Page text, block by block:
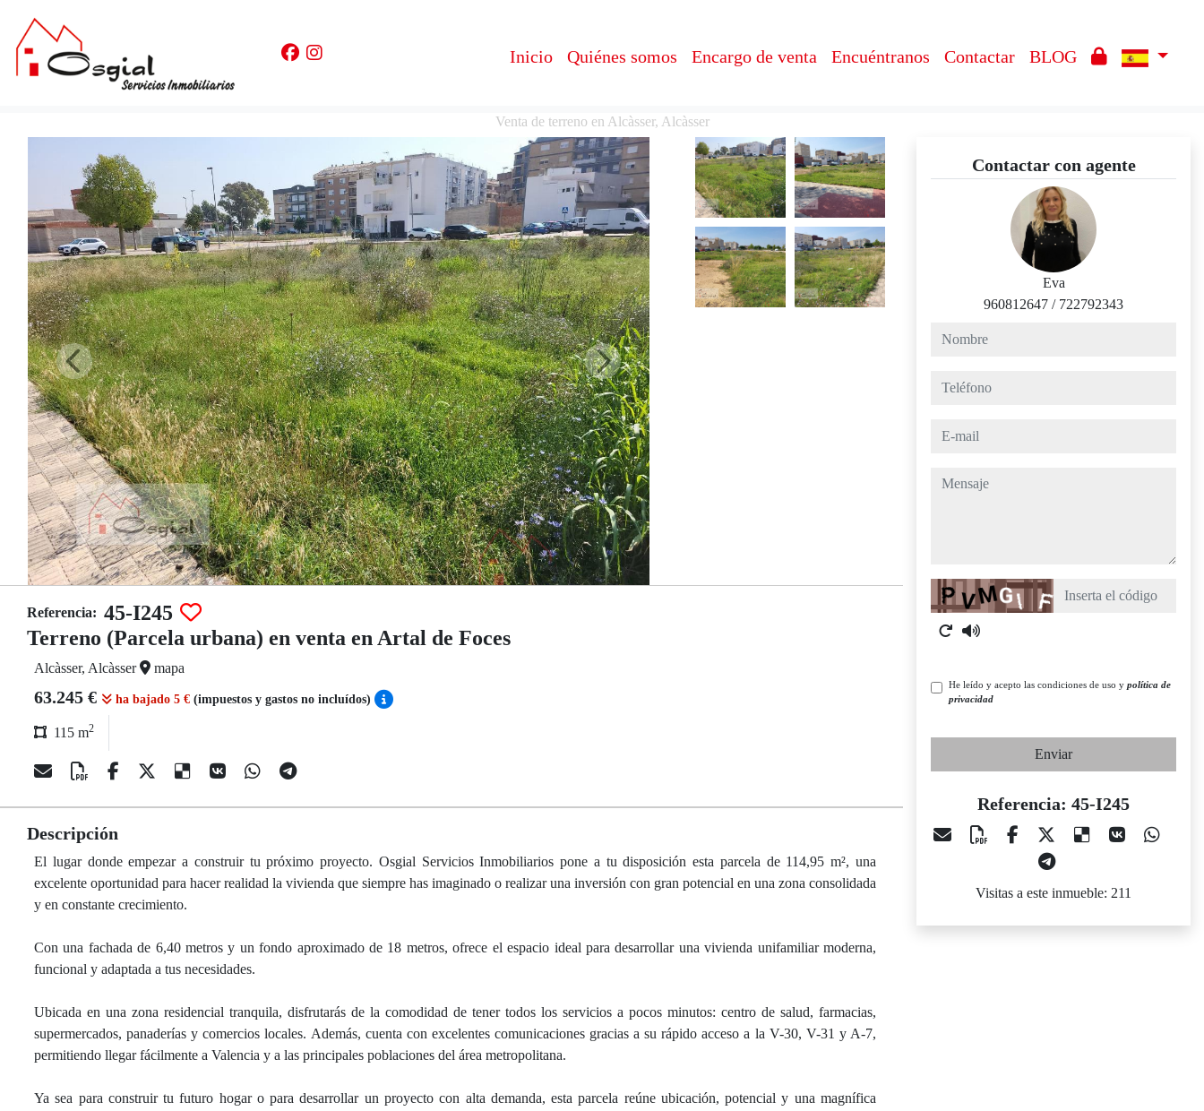
Inicio Quiénes somos Encargo de venta Encuéntranos Contactar BLOG
Venta de terreno en Alcàsser, Alcàsser
Referencia: 45-I245
Terreno (Parcela urbana) en venta en Artal de Foces
Alcàsser, Alcàsser mapa
63.245 € ha bajado 5 € (impuestos y gastos no incluídos)
115 m2
Descripción
El lugar donde empezar a construir tu próximo proyecto. Osgial Servicios Inmobiliarios pone a tu disposición esta parcela de 114,95 m², una
excelente oportunidad para hacer realidad la vivienda que siempre has imaginado o realizar una inversión con gran potencial en una zona consolidada
y en constante crecimiento.
Con una fachada de 6,40 metros y un fondo aproximado de 18 metros, ofrece el espacio ideal para desarrollar una vivienda unifamiliar moderna,
funcional y adaptada a tus necesidades.
Ubicada en una zona residencial tranquila, disfrutarás de la comodidad de tener todos los servicios a pocos minutos: centro de salud, farmacias,
supermercados, panaderías y comercios locales. Además, cuenta con excelentes comunicaciones gracias a su rápido acceso a la V-30, V-31 y A-7,
permitiendo llegar fácilmente a Valencia y a las principales poblaciones del área metropolitana.
Ya sea para construir tu futuro hogar o para desarrollar un proyecto con alta demanda, esta parcela reúne ubicación, potencial y una magnífica
Contactar con agente
Eva
960812647 / 722792343
nombre
teléfono
e-mail
mensaje
Captcha
He leído y acepto las condiciones de uso y política de
privacidad
Enviar
Referencia: 45-I245
Visitas a este inmueble: 211